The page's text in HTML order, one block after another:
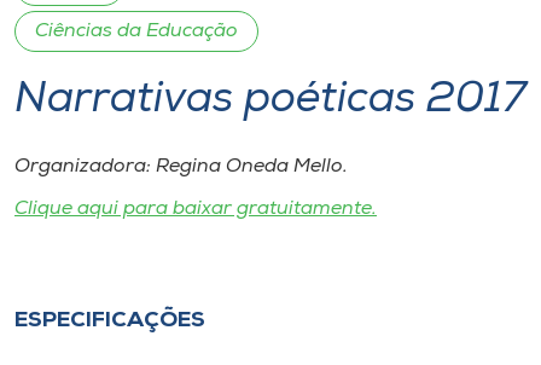
Cultura
CPA
Biblioteca
Rádio
Ciências da Educação
Narrativas poéticas 2017
Organizadora: Regina Oneda Mello.
Clique aqui para baixar gratuitamente.
ESPECIFICAÇÕES